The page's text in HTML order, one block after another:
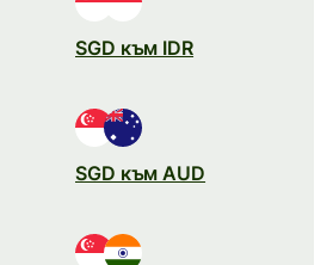
SGD към IDR
SGD към AUD